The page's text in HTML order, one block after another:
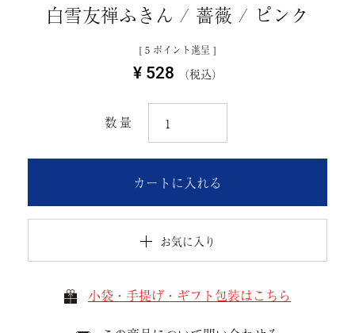
白雪友禅ふきん / 薔薇 / ピンク
[ 5 ポイント進呈 ]
¥ 528 税込
お気に入り
カートに入れる
小袋・手提げ・ギフト包装はこちら